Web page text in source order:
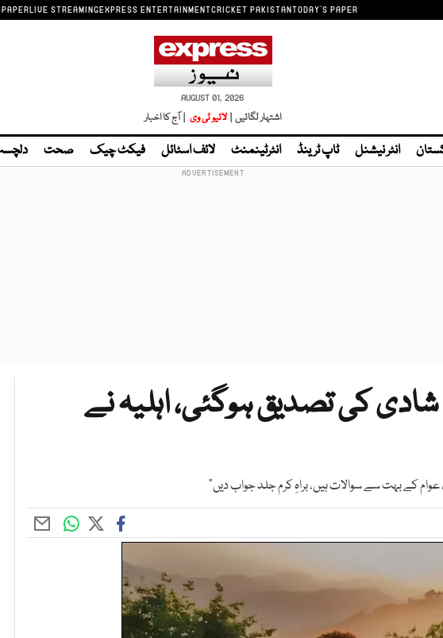
LIVE STREAMINGEXPRESS ENTERTAINMENTCRICKET PAKISTANTODAY'S PAPER
AUGUST 01, 2026
اشتہار لگائیں | لائیو ٹی وی | آج کا اخبار
انٹر نیشنل ٹاپ ٹرینڈ انٹرٹینمنٹ لائف اسٹائل فیکٹ چیک صحت
شادی کی تصدیق ہوگئی، اہلیہ نے
عوام کے بہت سے سوالات ہیں، براہِ کرم جلد جواب دیں“